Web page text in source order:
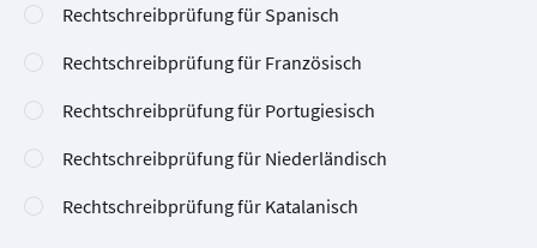
Rechtschreibprüfung für Spanisch
Rechtschreibprüfung für Französisch
Rechtschreibprüfung für Portugiesisch
Rechtschreibprüfung für Niederländisch
Rechtschreibprüfung für Katalanisch